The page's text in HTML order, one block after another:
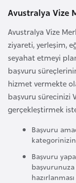
Avustralya Vize
Avustralya Vize
ziyareti, yerleşim,
seyahat etmeyi
başvuru
hizmet vermekte
başvuru sürecinizi
gerçekleştirmek
Başvuru
Başvuru
Ç
a
d
e
m